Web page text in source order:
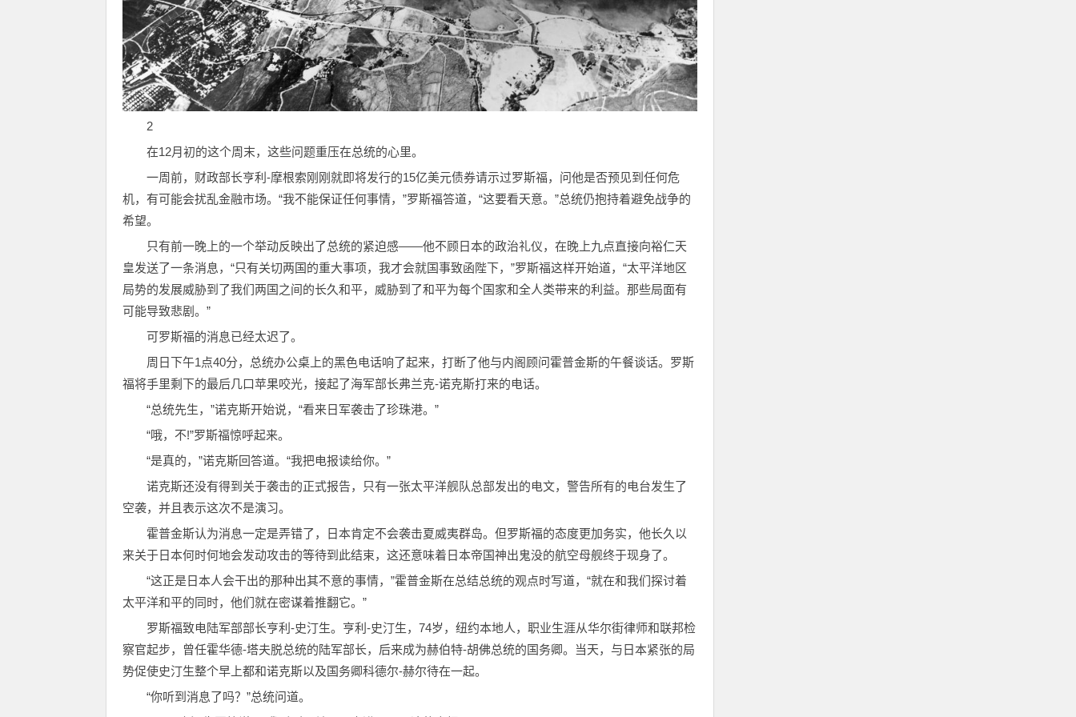
2
在12月初的这个周末，这些问题重压在总统的心里。
一周前，财政部长亨利-摩根索刚刚就即将发行的15亿美元债券请示过罗斯福，问他是否预见到任何危
机，有可能会扰乱金融市场。“我不能保证任何事情，”罗斯福答道，“这要看天意。”总统仍抱持着避免战争的
希望。
只有前一晚上的一个举动反映出了总统的紧迫感——他不顾日本的政治礼仪，在晚上九点直接向裕仁天
皇发送了一条消息，“只有关切两国的重大事项，我才会就国事致函陛下，”罗斯福这样开始道，“太平洋地区
局势的发展威胁到了我们两国之间的长久和平，威胁到了和平为每个国家和全人类带来的利益。那些局面有
可能导致悲剧。”
可罗斯福的消息已经太迟了。
周日下午1点40分，总统办公桌上的黑色电话响了起来，打断了他与内阁顾问霍普金斯的午餐谈话。罗斯
福将手里剩下的最后几口苹果咬光，接起了海军部长弗兰克-诺克斯打来的电话。
“总统先生，”诺克斯开始说，“看来日军袭击了珍珠港。”
“哦，不!”罗斯福惊呼起来。
“是真的，”诺克斯回答道。“我把电报读给你。”
诺克斯还没有得到关于袭击的正式报告，只有一张太平洋舰队总部发出的电文，警告所有的电台发生了
空袭，并且表示这次不是演习。
霍普金斯认为消息一定是弄错了，日本肯定不会袭击夏威夷群岛。但罗斯福的态度更加务实，他长久以
来关于日本何时何地会发动攻击的等待到此结束，这还意味着日本帝国神出鬼没的航空母舰终于现身了。
“这正是日本人会干出的那种出其不意的事情，”霍普金斯在总结总统的观点时写道，“就在和我们探讨着
太平洋和平的同时，他们就在密谋着推翻它。”
罗斯福致电陆军部部长亨利-史汀生。亨利-史汀生，74岁，纽约本地人，职业生涯从华尔街律师和联邦检
察官起步，曾任霍华德-塔夫脱总统的陆军部长，后来成为赫伯特-胡佛总统的国务卿。当天，与日本紧张的局
势促使史汀生整个早上都和诺克斯以及国务卿科德尔-赫尔待在一起。
“你听到消息了吗？”总统问道。